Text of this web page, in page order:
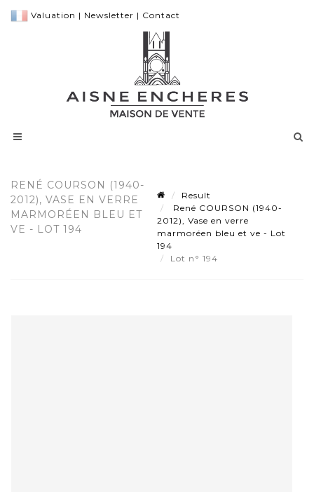
Valuation | Newsletter | Contact
RENÉ COURSON (1940-
2012), VASE EN VERRE
MARMORÉEN BLEU ET
VE - LOT 194
Result
René COURSON (1940-
2012), Vase en verre
marmoréen bleu et ve - Lot
194
Lot n° 194